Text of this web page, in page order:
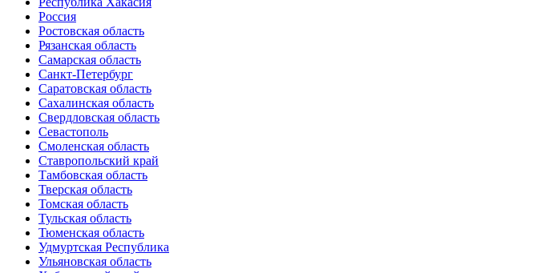
Россия
Ростовская область
Рязанская область
Самарская область
Санкт-Петербург
Саратовская область
Сахалинская область
Свердловская область
Севастополь
Смоленская область
Ставропольский край
Тамбовская область
Тверская область
Томская область
Тульская область
Тюменская область
Удмуртская Республика
Ульяновская область